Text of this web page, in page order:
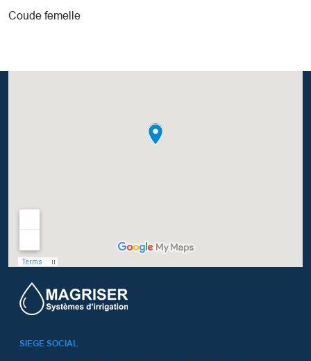
Coude femelle
SIEGE SOCIAL